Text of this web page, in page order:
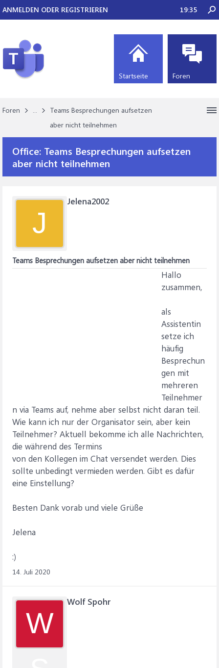
Foren ...
Teams Besprechungen aufsetzen
aber nicht teilnehmen
Office: Teams Besprechungen aufsetzen
aber nicht teilnehmen
J
Jelena2002
Teams Besprechungen aufsetzen aber nicht teilnehmen
Hallo
zusammen,
als
Assistentin
setze ich
häufig
Besprechun
gen mit
mehreren
Teilnehmer
n via Teams auf, nehme aber selbst nicht daran teil.
Wie kann ich nur der Organisator sein, aber kein
Teilnehmer? Aktuell bekomme ich alle Nachrichten,
die während des Termins
von den Kollegen im Chat versendet werden. Dies
sollte unbedingt vermieden werden. Gibt es dafür
eine Einstellung?
Besten Dank vorab und viele Grüße
Jelena
:)
14. Juli 2020
W
Wolf Spohr
ANMELDEN ODER REGISTRIEREN 19:35
Startseite Foren